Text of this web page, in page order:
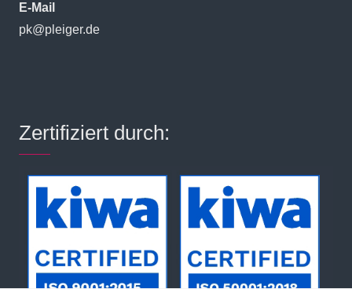
E-Mail
pk@pleiger.de
Zertifiziert durch: